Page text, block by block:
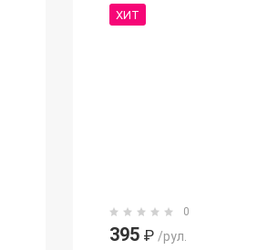
ХИТ
0
395 ₽ /рул.